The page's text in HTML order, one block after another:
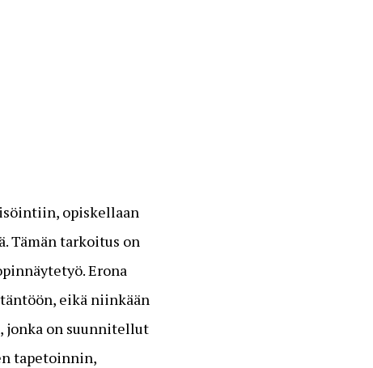
opiskellaan
Tämän tarkoitus on
Erona
eikä niinkään
jonka on suunnitellut
tapetoinnin,